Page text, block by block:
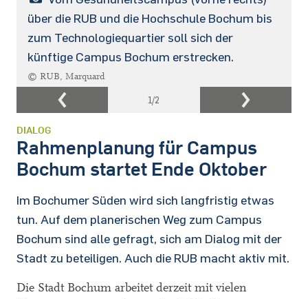
über die RUB und die Hochschule Bochum bis
zum Technologiequartier soll sich der
künftige Campus Bochum erstrecken.
© RUB, Marquard
1/2
DIALOG
Rahmenplanung für Campus
Bochum startet Ende Oktober
Im Bochumer Süden wird sich langfristig etwas
tun. Auf dem planerischen Weg zum Campus
Bochum sind alle gefragt, sich am Dialog mit der
Stadt zu beteiligen. Auch die RUB macht aktiv mit.
Die Stadt Bochum arbeitet derzeit mit vielen